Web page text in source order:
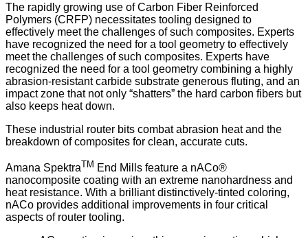
The rapidly growing use of Carbon Fiber Reinforced
Polymers (CRFP) necessitates tooling designed to
effectively meet the challenges of such composites. Experts
have recognized the need for a tool geometry to effectively
meet the challenges of such composites. Experts have
recognized the need for a tool geometry combining a highly
abrasion-resistant carbide substrate generous fluting, and an
impact zone that not only “shatters” the hard carbon fibers but
also keeps heat down.
These industrial router bits combat abrasion heat and the
breakdown of composites for clean, accurate cuts.
Amana SpektraTM End Mills feature a nACo®
nanocomposite coating with an extreme nanohardness and
heat resistance. With a brilliant distinctively-tinted coloring,
nACo provides additional improvements in four critical
aspects of router tooling.